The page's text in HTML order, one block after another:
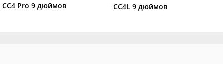
CC4 Pro 9 дюймов CC4L 9 дюймов